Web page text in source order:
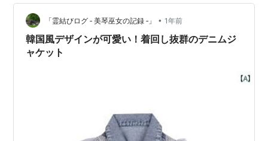
で周りと差をつけて、おしゃれ度アップ！ 今しか手に入
らないカラーをぜひチェックしてみてくだ…
「霊結びログ ‐ 美琴巫女の記録 ‐」 • 1年前
韓国風デザインが可愛い！着回し抜群のデニムジ
ャケット